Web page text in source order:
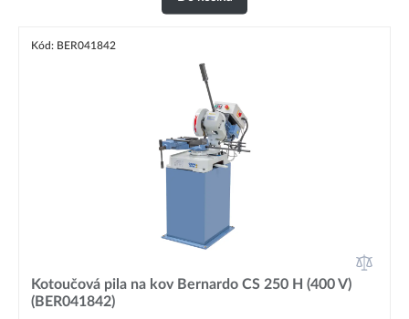
Kód: BER041842
Kotoučová pila na kov Bernardo CS 250 H (400 V)
(BER041842)